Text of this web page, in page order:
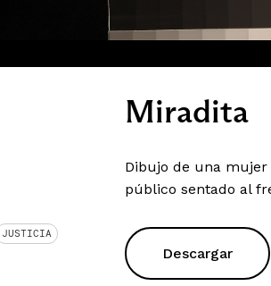
JUSTICIA
Miradita
Dibujo de una
público sentado al
Descargar